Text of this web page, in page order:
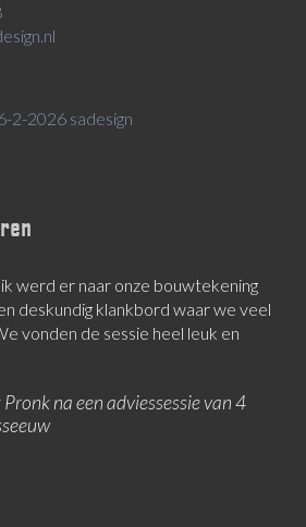
2-2026 sadesign
werd er naar onze bouwtekening
deskundig klankbord waar we veel
vonden de sessie heel leuk en
na een adviessessie van 4